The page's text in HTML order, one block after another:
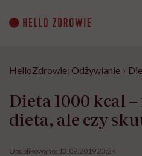
content
HelloZdrowie: Odżywianie ›
Dieta 1000 kcal
dieta, ale czy
Opublikowano: 13.09.2019 23:24